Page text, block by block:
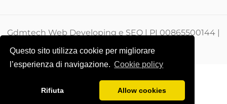
Questo sito utilizza cookie per migliorare
l’esperienza di navigazione. Cookie policy
Rifiuta Allow cookies
Gdmtech Web Developing e SEO | PI 00865500144 |
CF DMEGZN73A10F205M